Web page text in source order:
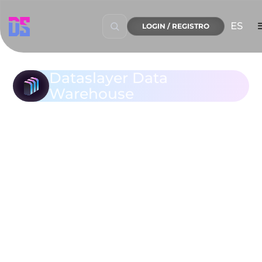
LOGIN / REGISTRO ES
Dataslayer Data
Warehouse